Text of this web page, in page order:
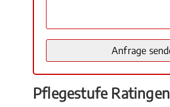
Pflegestufe Ratingen